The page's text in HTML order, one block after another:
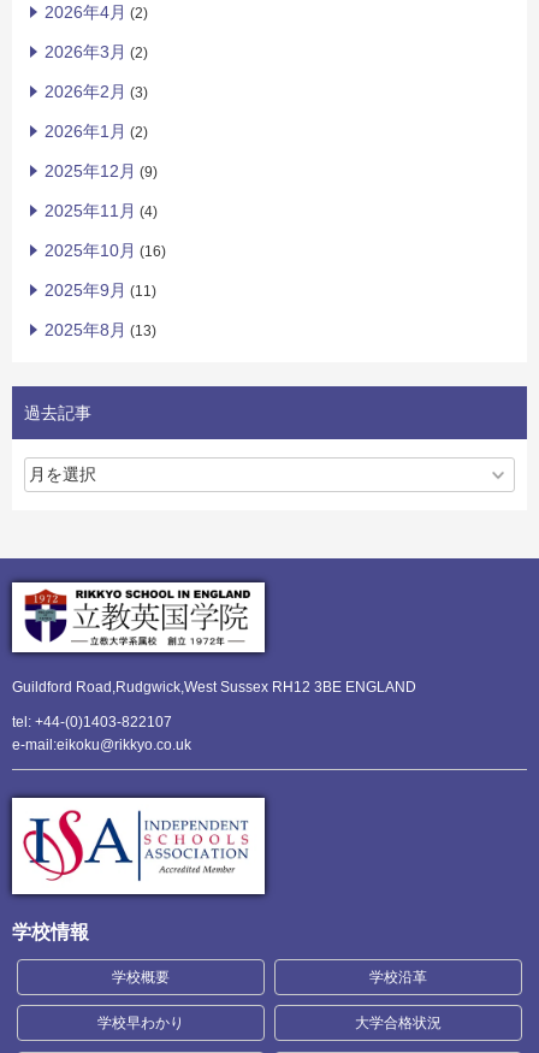
2026年4月 (2)
2026年3月 (2)
2026年2月 (3)
2026年1月 (2)
2025年12月 (9)
2025年11月 (4)
2025年10月 (16)
2025年9月 (11)
2025年8月 (13)
過去記事
Guildford Road,Rudgwick,West Sussex RH12 3BE ENGLAND
tel: +44-(0)1403-822107
e-mail:eikoku@rikkyo.co.uk
学校情報
学校概要 学校沿革
学校早わかり 大学合格状況